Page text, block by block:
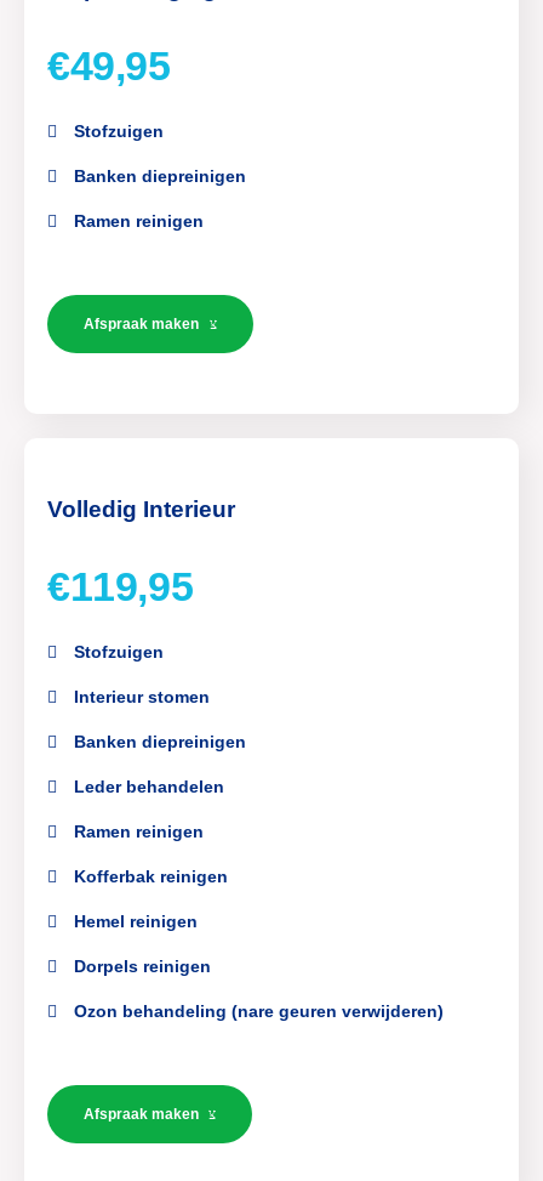
€49,95
Stofzuigen
Banken diepreinigen
Ramen reinigen
Afspraak maken
Volledig Interieur
€119,95
Stofzuigen
Interieur stomen
Banken diepreinigen
Leder behandelen
Ramen reinigen
Kofferbak reinigen
Hemel reinigen
Dorpels reinigen
Ozon behandeling (nare geuren verwijderen)
Afspraak maken